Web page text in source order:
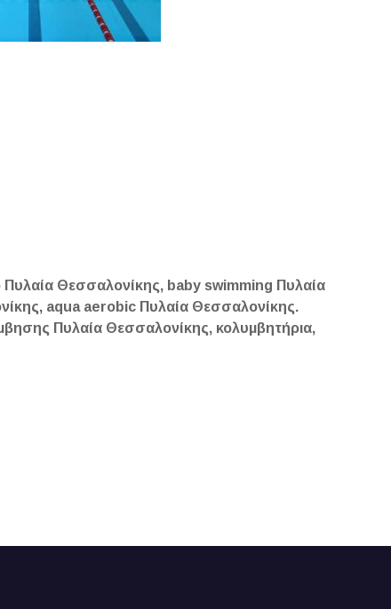
Πυλαία Θεσσαλονίκης, baby swimming Πυλαία
aqua aerobic Πυλαία Θεσσαλονίκης.
Πυλαία Θεσσαλονίκης, κολυμβητήρια,